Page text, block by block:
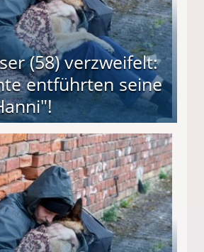
(58) verzweifelt:
entführten seine
"Hanni"!